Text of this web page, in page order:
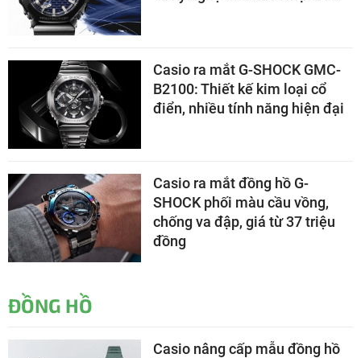
Casio ra mắt G-SHOCK GMC-
B2100: Thiết kế kim loại cổ
điển, nhiều tính năng hiện đại
Casio ra mắt đồng hồ G-
SHOCK phối màu cầu vồng,
chống va đập, giá từ 37 triệu
đồng
ĐỒNG HỒ
Casio nâng cấp mẫu đồng hồ